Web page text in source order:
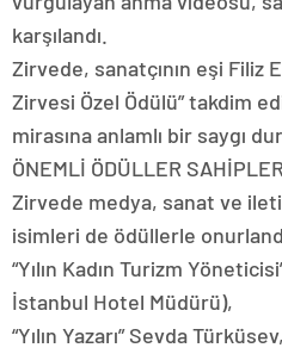
karşılandı.
Zirvede, sanatçının eşi Filiz
Zirvesi Özel Ödülü” takdim
mirasına anlamlı bir saygı
ÖNEMLİ ÖDÜLLER
Zirvede medya, sanat ve
isimleri de ödüllerle
“Yılın Kadın Turizm
İstanbul Hotel Müdürü),
“Yılın Yazarı” Sevda Türküsev,